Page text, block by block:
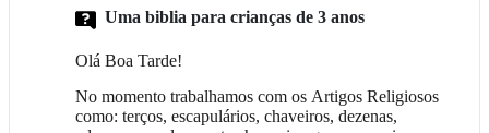
Uma biblia para crianças de 3 anos
Olá Boa Tarde!
No momento trabalhamos com os Artigos Religiosos
como: terços, escapulários, chaveiros, dezenas,